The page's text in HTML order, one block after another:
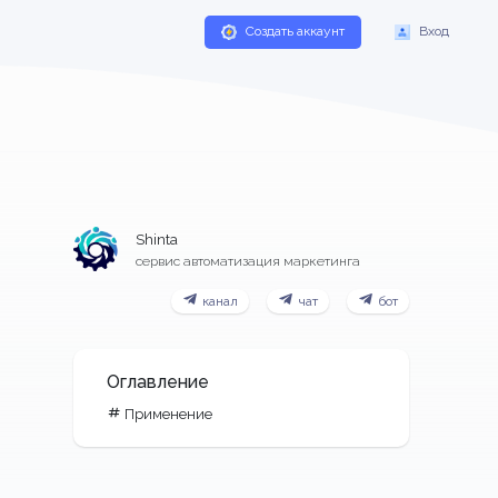
Создать аккаунт Вход
Shinta
сервис автоматизация маркетинга
канал чат бот
Оглавление
Применение